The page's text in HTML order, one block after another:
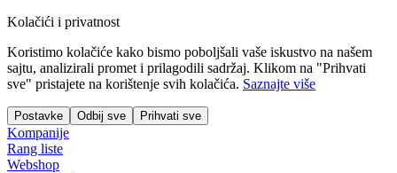
Kolačići i privatnost
Koristimo kolačiće kako bismo poboljšali vaše iskustvo na našem
sajtu, analizirali promet i prilagodili sadržaj. Klikom na "Prihvati
sve" pristajete na korištenje svih kolačića. Saznajte više
Postavke Odbij sve Prihvati sve
Kompanije
Rang liste
Webshop